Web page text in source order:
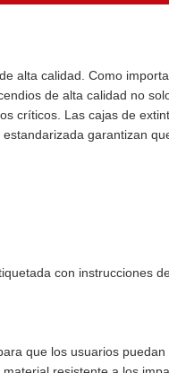
alta calidad. Como
de alta calidad no
críticos. Las cajas de
garantizan
con instrucciones
que los usuarios